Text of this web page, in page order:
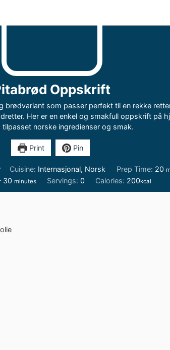
Oppskrift
brødvariant som passer perfekt til en rekke
Her er en enkel og smakfull oppskrift på
tilpasset norske ingredienser og smak.
Print Pin
Cuisine: Internasjonal, Norsk Prep Time: 20
30minutes
minutes Servings: 0 Calories: 200kcal